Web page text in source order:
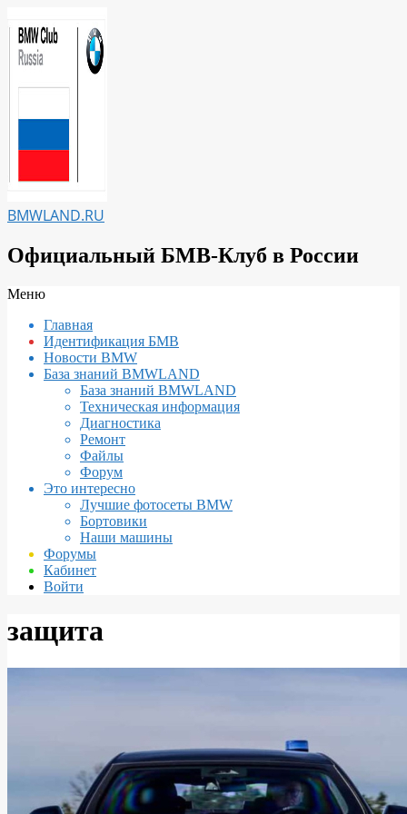
к
содержимому
BMWLAND.RU
Официальный БМВ-Клуб в России
Вторичное
навигации
Меню
Главная
Идентификация БМВ
Новости BMW
База знаний BMWLAND
База знаний BMWLAND
Техническая информация
Диагностика
Ремонт
Файлы
Форум
Это интересно
Лучшие фотосеты BMW
Бортовики
Наши машины
Форумы
Кабинет
Войти
защита